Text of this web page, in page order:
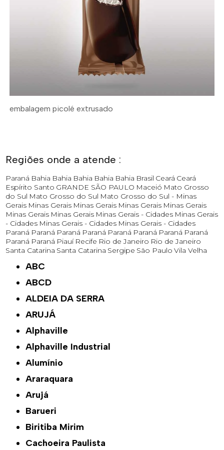
embalagem picolé extrusado
Regiões onde a atende :
Paraná Bahia Bahia Bahia Bahia Bahia Brasil Ceará Ceará
Espírito Santo GRANDE SÃO PAULO Maceió Mato Grosso
do Sul Mato Grosso do Sul Mato Grosso do Sul - Minas
Gerais Minas Gerais Minas Gerais Minas Gerais Minas Gerais
Minas Gerais Minas Gerais Minas Gerais - Cidades Minas Gerais
- Cidades Minas Gerais - Cidades Minas Gerais - Cidades
Paraná Paraná Paraná Paraná Paraná Paraná Paraná Paraná
Paraná Paraná Piauí Recife Rio de Janeiro Rio de Janeiro
Santa Catarina Santa Catarina Sergipe São Paulo Vila Velha
ABC
ABCD
ALDEIA DA SERRA
ARUJÁ
Alphaville
Alphaville Industrial
Alumínio
Araraquara
Arujá
Barueri
Biritiba Mirim
Cachoeira Paulista